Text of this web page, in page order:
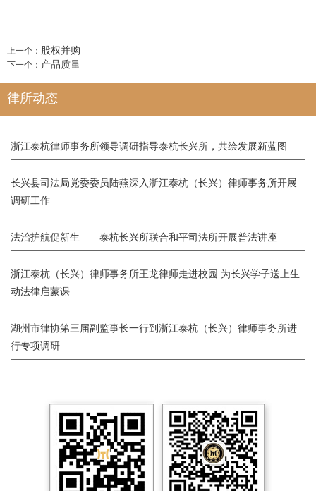
上一个 ： 股权并购
下一个 ： 产品质量
律所动态
浙江泰杭律师事务所领导调研指导泰杭长兴所，共绘发展新蓝图
长兴县司法局党委委员陆燕深入浙江泰杭（长兴）律师事务所开展
调研工作
法治护航促新生——泰杭长兴所联合和平司法所开展普法讲座
浙江泰杭（长兴）律师事务所王龙律师走进校园 为长兴学子送上生
动法律启蒙课
湖州市律协第三届副监事长一行到浙江泰杭（长兴）律师事务所进
行专项调研